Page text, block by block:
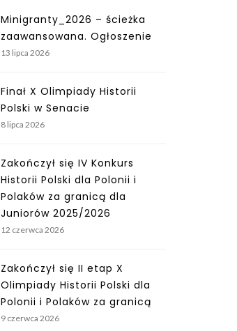
Minigranty_2026 – ścieżka
zaawansowana. Ogłoszenie
13 lipca 2026
Finał X Olimpiady Historii
Polski w Senacie
8 lipca 2026
Zakończył się IV Konkurs
Historii Polski dla Polonii i
Polaków za granicą dla
Juniorów 2025/2026
12 czerwca 2026
Zakończył się II etap X
Olimpiady Historii Polski dla
Polonii i Polaków za granicą
9 czerwca 2026